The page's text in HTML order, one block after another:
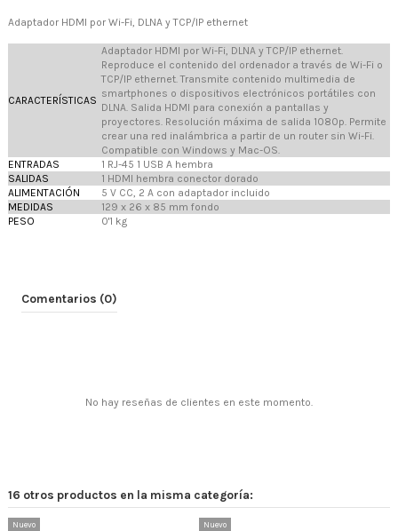
Adaptador HDMI por Wi-Fi, DLNA y TCP/IP ethernet
CARACTERÍSTICAS
Adaptador HDMI por Wi-Fi, DLNA y TCP/IP ethernet.
Reproduce el contenido del ordenador a través de Wi-Fi o
TCP/IP ethernet. Transmite contenido multimedia de
smartphones o dispositivos electrónicos portátiles con
DLNA. Salida HDMI para conexión a pantallas y
proyectores. Resolución máxima de salida 1080p. Permite
crear una red inalámbrica a partir de un router sin Wi-Fi.
Compatible con Windows y Mac-OS.
ENTRADAS
1 RJ-45 1 USB A hembra
SALIDAS
1 HDMI hembra conector dorado
ALIMENTACIÓN
5 V CC, 2 A con adaptador incluido
MEDIDAS
129 x 26 x 85 mm fondo
PESO
0'1 kg
Comentarios (0)
No hay reseñas de clientes en este momento.
16 otros productos en la misma categoría:
Nuevo Nuevo